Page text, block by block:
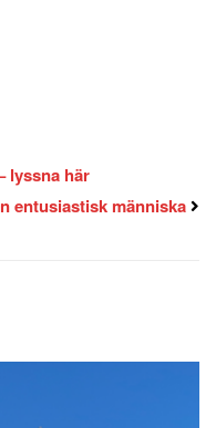
lyssna här
entusiastisk människa